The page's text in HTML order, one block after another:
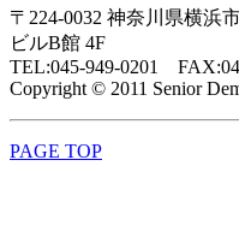
〒224-0032 神奈川県横浜
ビルB館 4F
TEL:045-949-0201
Copyright © 2011 Senior
PAGE TOP